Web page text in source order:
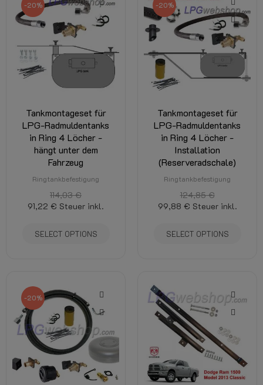
-20%
Tankmontageset für
LPG-Radmuldentanks
in Ring 4 Löcher -
hängt unter dem
Fahrzeug
Ringtankbefestigung
114,03 €
91,22 € Steuer inkl.
SELECT OPTIONS
-20%
Tankmontageset für
LPG-Radmuldentanks
in Ring 4 Löcher -
Installation
(Reserveradschale)
Ringtankbefestigung
124,85 €
99,88 € Steuer inkl.
SELECT OPTIONS
-20%